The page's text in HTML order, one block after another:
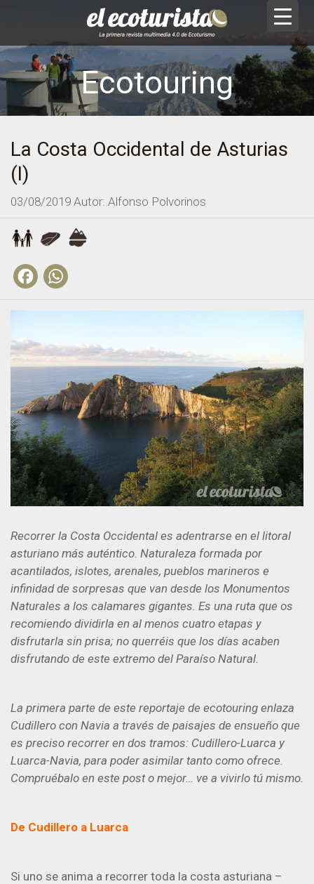
Ecotouring
La Costa Occidental de Asturias
(I)
03/08/2019 Autor: Alfonso Polvorinos
Facebook
Recorrer la Costa Occidental es adentrarse en el litoral
asturiano más auténtico. Naturaleza formada por
acantilados, islotes, arenales, pueblos marineros e
infinidad de sorpresas que van desde los Monumentos
Naturales a los calamares gigantes. Es una ruta que os
recomiendo dividirla en al menos cuatro etapas y
disfrutarla sin prisa; no querréis que los días acaben
disfrutando de este extremo del Paraíso Natural.
La primera parte de este reportaje de ecotouring enlaza
Cudillero con Navia a través de paisajes de ensueño que
es preciso recorrer en dos tramos: Cudillero-Luarca y
Luarca-Navia, para poder asimilar tanto como ofrece.
Compruébalo en este post o mejor… ve a vivirlo tú mismo.
De Cudillero a Luarca
Si uno se anima a recorrer toda la costa asturiana –